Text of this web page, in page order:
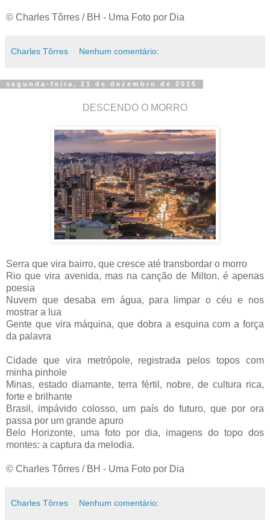
© Charles Tôrres / BH - Uma Foto por Dia
Charles Tôrres Nenhum comentário:
segunda-feira, 21 de dezembro de 2015
DESCENDO O MORRO
Serra que vira bairro, que cresce até transbordar o morro
Rio que vira avenida, mas na canção de Milton, é apenas
poesia
Nuvem que desaba em água, para limpar o céu e nos
mostrar a lua
Gente que vira máquina, que dobra a esquina com a força
da palavra
Cidade que vira metrópole, registrada pelos topos com
minha pinhole
Minas, estado diamante, terra fértil, nobre, de cultura rica,
forte e brilhante
Brasil, impávido colosso, um país do futuro, que por ora
passa por um grande apuro
Belo Horizonte, uma foto por dia, imagens do topo dos
montes: a captura da melodia.
© Charles Tôrres / BH - Uma Foto por Dia
Charles Tôrres Nenhum comentário: